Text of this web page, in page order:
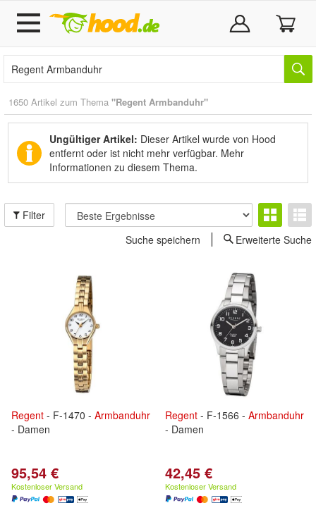
1650 Artikel zum Thema "Regent Armbanduhr"
Ungültiger Artikel: Dieser Artikel wurde von Hood
entfernt oder ist nicht mehr verfügbar. Mehr
Informationen zu diesem Thema.
Filter
Suche speichern
Erweiterte Suche
Regent - F-1470 - Armbanduhr
- Damen
95,54 €
Kostenloser Versand
Regent - F-1566 - Armbanduhr
- Damen
42,45 €
Kostenloser Versand